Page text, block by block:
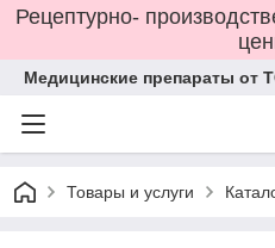
Рецептурно-
Медицинские препараты от
Товары и услуги